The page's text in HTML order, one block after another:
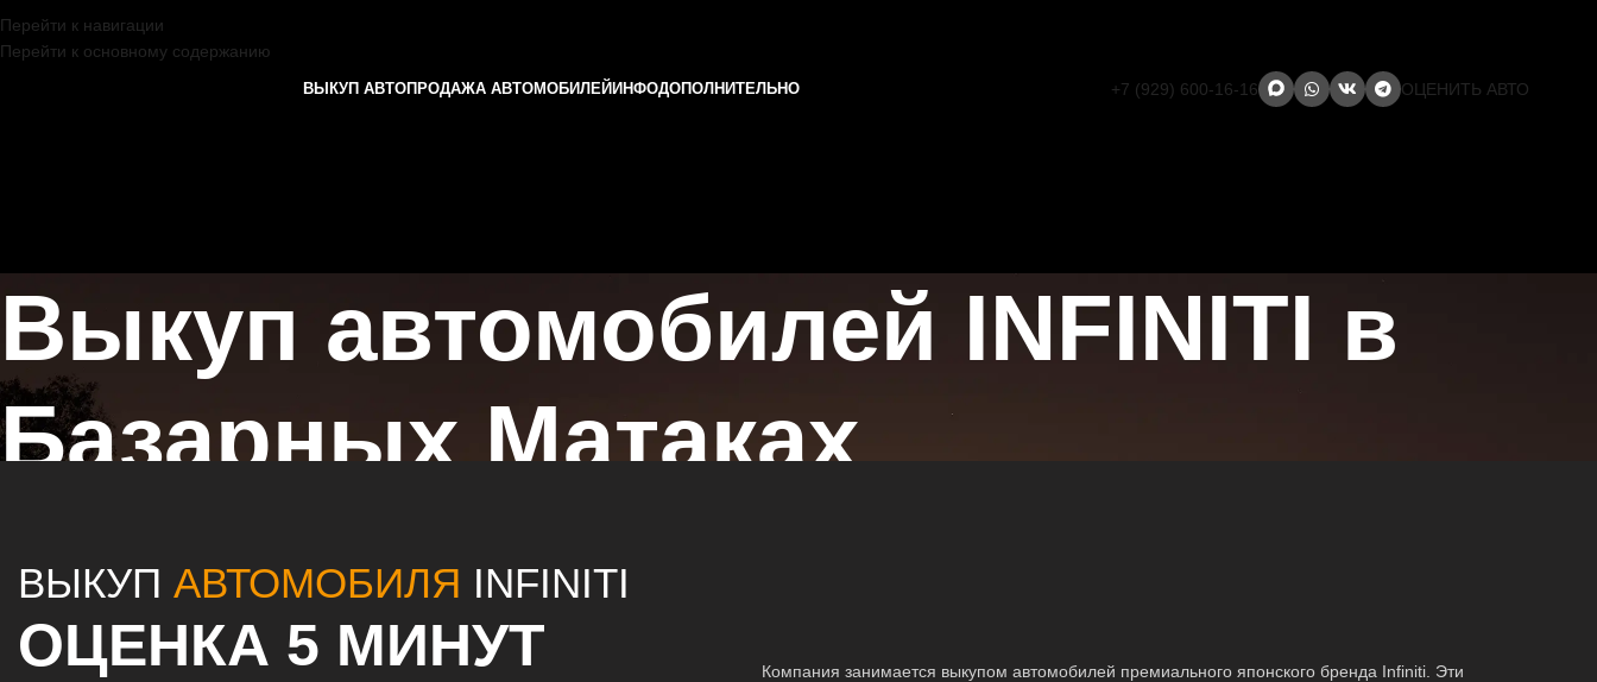
Перейти к навигации
Перейти к основному содержанию
ВЫКУП АВТОПРОДАЖА АВТОМОБИЛЕЙ ИНФОДОПОЛНИТЕЛЬНО +7 (929) 600-16-16 ОЦЕНИТЬ АВТО
Выкуп автомобилей INFINITI в
Базарных Матаках
ВЫКУП АВТОМОБИЛЯ INFINITI
ОЦЕНКА 5 МИНУТ
Компания занимается выкупом автомобилей премиального японского бренда Infiniti. Эти